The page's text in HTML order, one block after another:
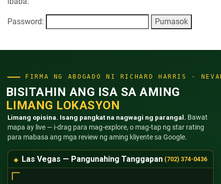
Password:
FIRMA NG ABOGADO NI RICHARD HARRIS ·
BISITAHIN ANG ISA SA AMING
LIMANG LOKASYON
Limang opisina. Isang pangkat na nagwagi ng parangal. Bawat
mapa ay live — i-drag para mag-explore, o mag-tap ng star rating
para mabasa ang mga review ng aming kliyente sa Google.
Las Vegas — Pangunahing Tanggapan (702) 374-0436